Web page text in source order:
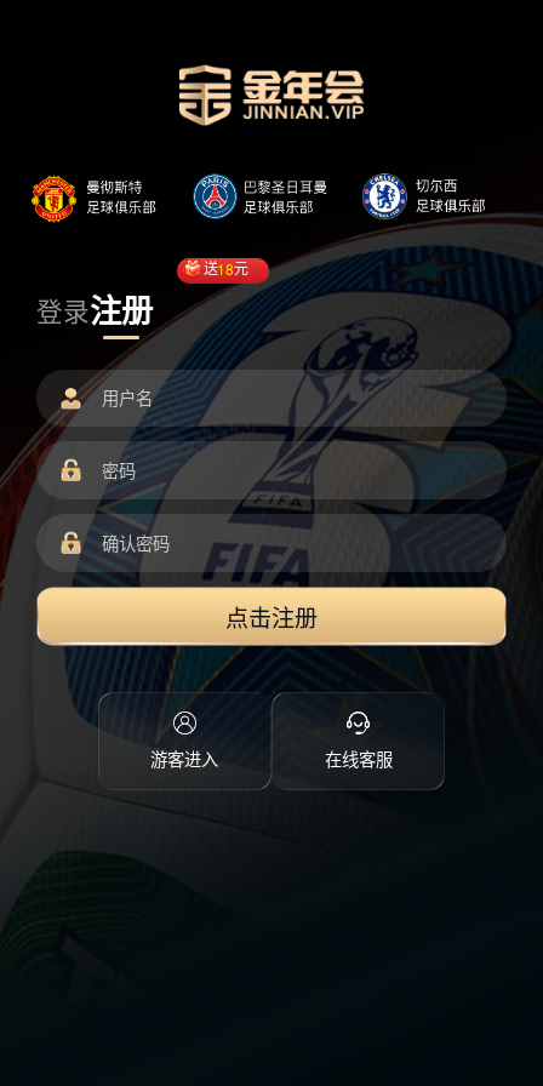
登录注册
送18元
点击注册
游客进入 在线客服